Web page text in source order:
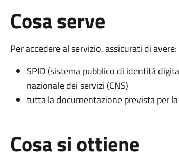
Cosa serve
Per accedere al servizio, assicurati di avere:
SPID (sistema pubblico di identità
nazionale dei servizi (CNS)
tutta la documentazione prevista per
Cosa si ottiene